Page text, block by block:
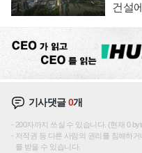
건설
기사댓글0개
200자까지 쓰실 수 있습니다. (현재 0
저작권 등 다른 사람의 권리를 침해하
를 받을 수 있습니다.